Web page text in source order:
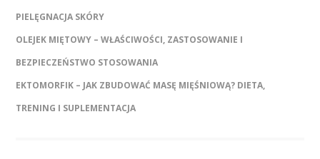
PIELĘGNACJA SKÓRY
OLEJEK MIĘTOWY – WŁAŚCIWOŚCI, ZASTOSOWANIE I
BEZPIECZEŃSTWO STOSOWANIA
EKTOMORFIK – JAK ZBUDOWAĆ MASĘ MIĘŚNIOWĄ? DIETA,
TRENING I SUPLEMENTACJA